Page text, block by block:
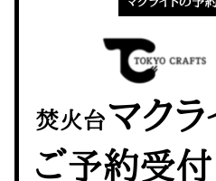
キャンプ用品の『ポイント買取』に
マクライトの口コミ・評判は
ッカーでも作れるおすすめレシピ
尾根」から槍ヶ岳へ！
【八ヶ岳最高峰へ】南八ヶ岳
ントスおすすめヘッドライトのご
ングシューズはどちらを選ぶべき
カリマーのおすすめリュック
ならスポルティバ！3つの理由とお
クライミングユーザー参加型
に教わる！『食感と旨みのタマゴ
食うか食われるか、野生動物
ズクイン』、人気の理由とおすす
【コスパ◎】キャンプデビュ
ズクイン』、人気の理由とおすす
【コスパ◎】キャンプデビュ
｜サロモンの定番シューズで解説
しむために必要な装備6選【初級〜
トレラン初心者必見！日頃の
！用途別おすすめ水筒を紹介！便
【こずチャンネル】使わなく
クを比較！人数・用途別でおすすめ
クライミング道具はゼロポイ
の体験レポート】
アジングロッドおすすめ10選
フスキンの魅力と用途別おすすめ
ティートンブロスのブランド
なの？いまどきの海外キャンプ
パティシエキャンパーSakiさ
に教わる！簡単『フルーツシロップ
パティシエキャンパーSakiさ
高！ほかほか『シュウマイ』の作
に教わる！パン好き必見！モチモ
パティシエキャンパーSakiさ
る！山梨県の九鬼山（くきやま）登
積雪期の谷川岳で今シーズン最
！売却する方法や条件、手続きの流
キャンプ場の宿泊や利用券を
に参加してきました
レストハウス水郷で持ち込みBBQし
一生物のアウトドアブーツな
に行ってみた！
ピコグリル入荷してます！ @小
ランス・ボーヌトレッキング編〜
ベランピングアイディア7選！